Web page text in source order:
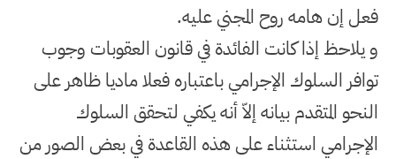
فعل إن هامه روح المجني عليه.
و يلاحظ إذا كانت الفائدة في قانون العقوبات وجوب
توافر السلوك الإجرامي باعتباره فعلا ماديا ظاهر على
النحو المتقدم بيانه إلاّ أنه يكفي لتحقق السلوك
الإجرامي استثناء على هذه القاعدة في بعض الصور من